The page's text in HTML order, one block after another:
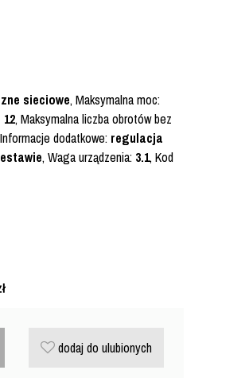
sieciowe, Maksymalna moc:
12, Maksymalna liczba obrotów bez
dodatkowe: regulacja
, Waga urządzenia: 3.1, Kod
dodaj do ulubionych